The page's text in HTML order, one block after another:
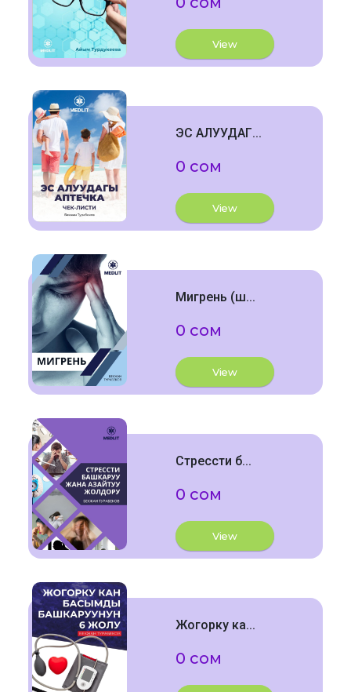
View
ЭС АЛУУДАГ...
0 сом
View
Мигрень (ш...
0 сом
View
Стрессти б...
0 сом
View
Жогорку ка...
0 сом